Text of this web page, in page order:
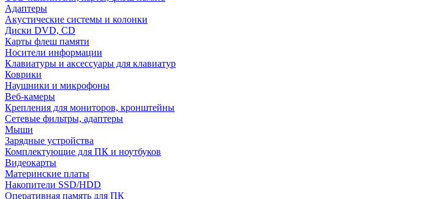
Адаптеры
Акустические системы и колонки
Диски DVD, CD
Карты флеш памяти
Носители информации
Клавиатуры и аксессуары для клавиатур
Коврики
Наушники и микрофоны
Веб-камеры
Крепления для мониторов, кронштейны
Сетевые фильтры, адаптеры
Мыши
Зарядные устройства
Комплектующие для ПК и ноутбуков
Видеокарты
Материнские платы
Накопители SSD/HDD
Оперативная память для ПК